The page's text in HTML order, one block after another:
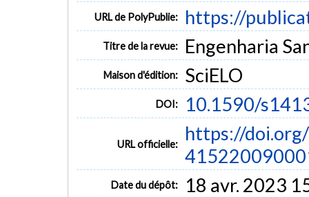
URL de PolyPublie: https://
Titre de la revue: Engenharia
Maison d'édition: SciELO
DOI: 10.1590/
URL officielle:
https://
Date du dépôt: 18 avr. 2023